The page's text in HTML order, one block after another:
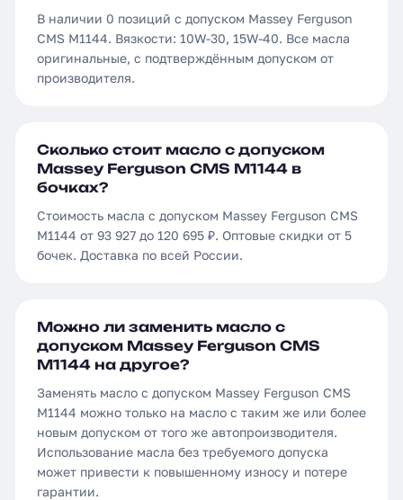
В наличии 0 позиций с допуском Massey Ferguson
CMS M1144. Вязкости: 10W-30, 15W-40. Все масла
оригинальные, с подтверждённым допуском от
производителя.
Сколько стоит масло с допуском
Massey Ferguson CMS M1144 в
бочках?
Стоимость масла с допуском Massey Ferguson CMS
M1144 от 93 927 до 120 695 ₽. Оптовые скидки от 5
бочек. Доставка по всей России.
Можно ли заменить масло с
допуском Massey Ferguson CMS
M1144 на другое?
Заменять масло с допуском Massey Ferguson CMS
M1144 можно только на масло с таким же или более
новым допуском от того же автопроизводителя.
Использование масла без требуемого допуска
может привести к повышенному износу и потере
гарантии.